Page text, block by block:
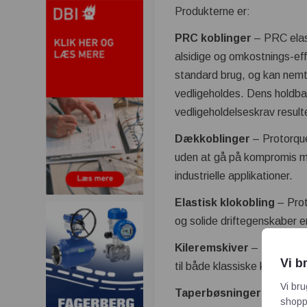
Produkterne er:
PRC koblinger– PRC
alsidige og omkostnings-
standard brug, og kan
vedligeholdes. Dens
vedligeholdelseskrav
Dækkoblinger–
uden at gå på kompromis
industrielle applikationer.
Elastisk klokobling –
og solide driftegenskaber
Kileremskiver–
til både klassiske
Taperbøsninger
–
Vi
Vi